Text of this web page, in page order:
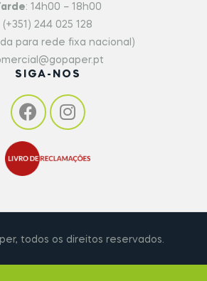
: 14h00 – 18h00
(+351) 244 025 128
para rede fixa nacional)
SIGA-NOS
todos os direitos reservados.